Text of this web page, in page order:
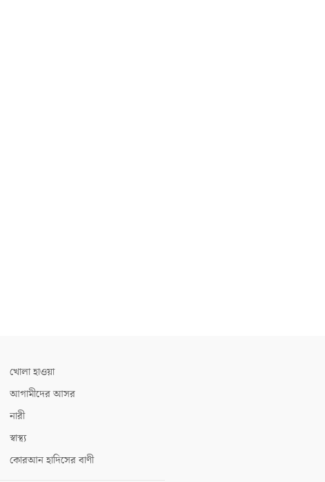
খোলা হাওয়া
আগামীদের আসর
নারী
স্বাস্থ্য
কোরআন হাদিসের বাণী